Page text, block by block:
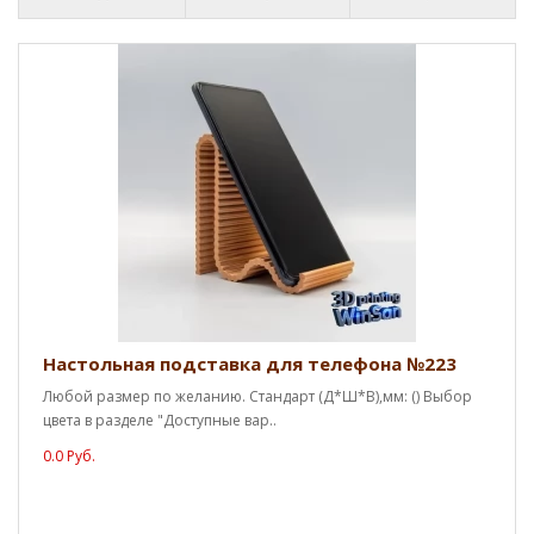
Настольная подставка для телефона №223
Любой размер по желанию. Стандарт (Д*Ш*В),мм: () Выбор
цвета в разделе "Доступные вар..
0.0 Руб.